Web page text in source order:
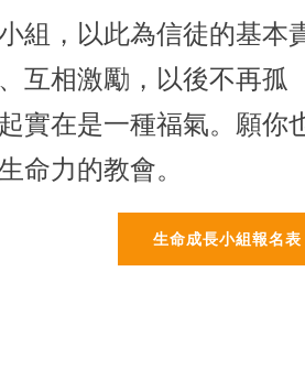
組，以此為信徒的基本
互相激勵，以後不再孤
實在是一種福氣。願你
命力的教會。
生命成長小組報名表